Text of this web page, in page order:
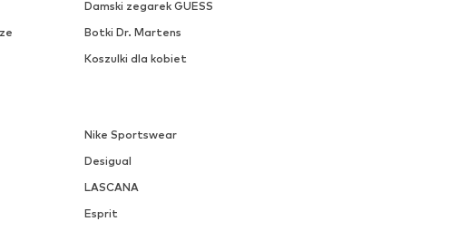
Damski zegarek GUESS
Botki Dr. Martens
Koszulki dla kobiet
Nike Sportswear
Desigual
LASCANA
Esprit